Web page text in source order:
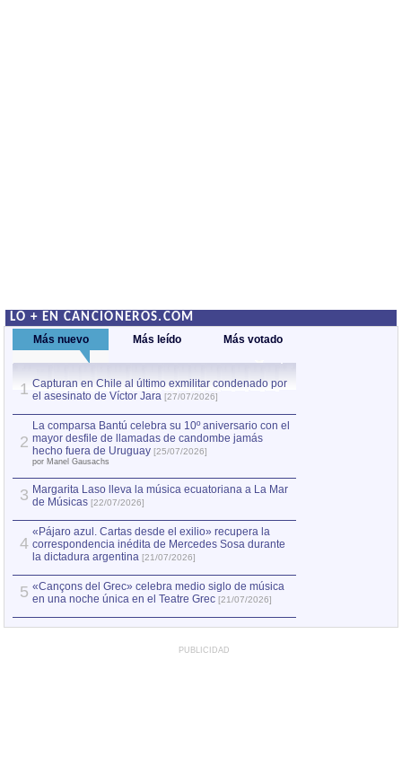
LO + EN CANCIONEROS.COM
Más nuevo Más leído Más votado
1 Capturan en Chile al último exmilitar condenado por
el asesinato de Víctor Jara [27/07/2026]
2
La comparsa Bantú celebra su 10º aniversario con el
mayor desfile de llamadas de candombe jamás
hecho fuera de Uruguay [25/07/2026]
por Manel Gausachs
3 Margarita Laso lleva la música ecuatoriana a La Mar
de Músicas [22/07/2026]
4
«Pájaro azul. Cartas desde el exilio» recupera la
correspondencia inédita de Mercedes Sosa durante
la dictadura argentina [21/07/2026]
5 «Cançons del Grec» celebra medio siglo de música
en una noche única en el Teatre Grec [21/07/2026]
PUBLICIDAD